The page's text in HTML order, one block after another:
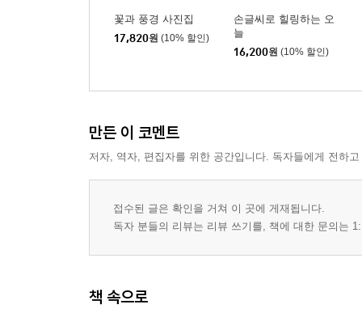
단양 계곡의 여름_2004
옥천 평화로운 시골마을_2006
바위가 쓴 역사 단양팔경_2004
빨래터의 추억_2000
볕이 빚은 붉은 고추_2004
단정화_2000
인동초_2004
패랭이꽃_2004
꽃과 풍경 사진집
17,820원 (10% 할인)
손글씨로 힐링하는 오
늘
16,200원 (10% 할인)
만든 이 코멘트
저자, 역자, 편집자를 위한 공간입니다. 독자들에게 전하
접수된 글은 확인을 거쳐 이 곳에 게재됩니다.
독자 분들의 리뷰는 리뷰 쓰기를, 책에 대한 문의는
책 속으로